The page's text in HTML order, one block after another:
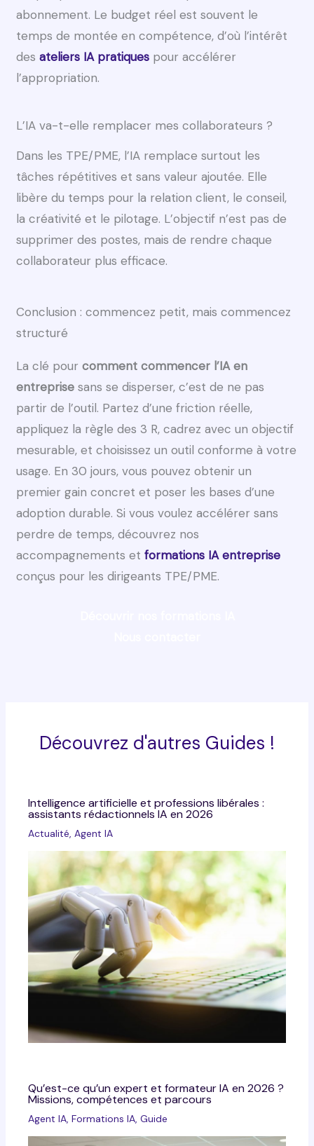
abonnement. Le budget réel est souvent le
temps de montée en compétence, d’où l’intérêt
desateliers IA pratiques pour accélérer
l’appropriation.
L’IA va-t-elle remplacer mes collaborateurs ?
Dans les TPE/PME, l’IA remplace surtout les
tâches répétitives et sans valeur ajoutée. Elle
libère du temps pour la relation client, le conseil,
la créativité et le pilotage. L’objectif n’est pas de
supprimer des postes, mais de rendre chaque
collaborateur plus efficace.
Conclusion : commencez petit, mais commencez
structuré
La clé pourcomment commencer l’IA en
entreprise sans se disperser, c’est de ne pas
partir de l’outil. Partez d’une friction réelle,
appliquez la règle des 3 R, cadrez avec un objectif
mesurable, et choisissez un outil conforme à votre
usage. En 30 jours, vous pouvez obtenir un
premier gain concret et poser les bases d’une
adoption durable. Si vous voulez accélérer sans
perdre de temps, découvrez nos
accompagnements etformations IA entreprise
conçus pour les dirigeants TPE/PME.
Découvrez d'autres Guides !
Intelligence artificielle et professions libérales :
assistants rédactionnels IA en 2026
Actualité,Agent IA
Qu’est-ce qu’un expert et formateur IA en 2026 ?
Missions, compétences et parcours
Agent IA,Formations IA,Guide